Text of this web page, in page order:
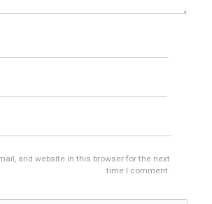
and website in this browser for the next
time I comment.